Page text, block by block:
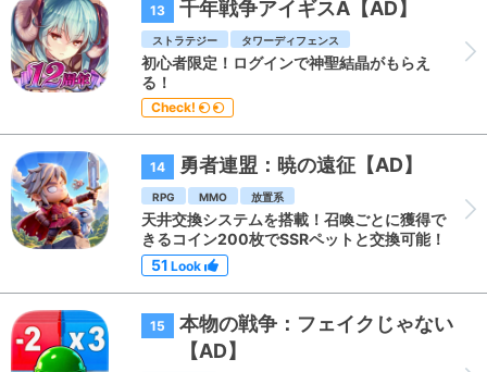
13 千年戦争アイギスA【AD】
ストラテジー タワーディフェンス
初心者限定！ログインで神聖結晶がもらえ
る！
Check!
14 勇者連盟：暁の遠征【AD】
RPG MMO 放置系
天井交換システムを搭載！召喚ごとに獲得で
きるコイン200枚でSSRペットと交換可能！
51 Look
15
本物の戦争：フェイクじゃない
【AD】